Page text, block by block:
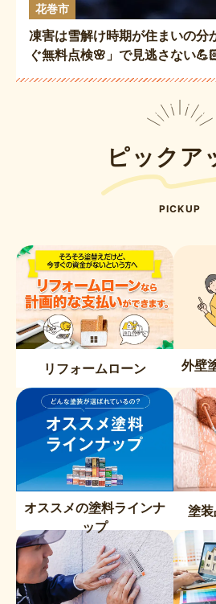
花巻市
凍害は雪解け時期が住まいの分
ぐ無料点検🌸」で見逃さない
ピックア
PICKUP
リフォームローン
外壁
オススメの塗料ラインナ
ップ
塗